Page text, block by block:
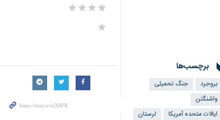
برچسب‌ها
بروجرد
جنگ تحمیلی
واشنگتن
ایالات متحده آمریکا
لرستان